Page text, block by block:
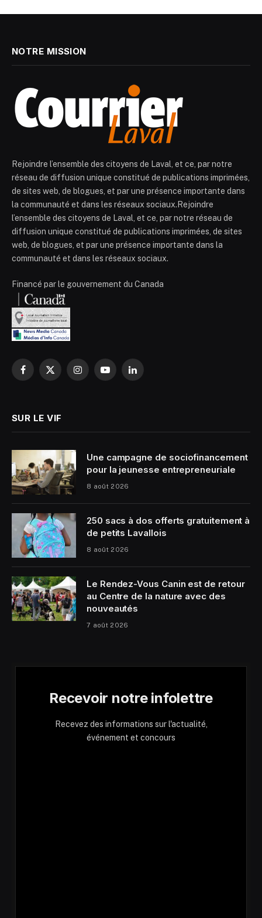
NOTRE MISSION
Rejoindre l’ensemble des citoyens de Laval, et ce, par notre
réseau de diffusion unique constitué de publications imprimées,
de sites web, de blogues, et par une présence importante dans
la communauté et dans les réseaux sociaux.Rejoindre
l’ensemble des citoyens de Laval, et ce, par notre réseau de
diffusion unique constitué de publications imprimées, de sites
web, de blogues, et par une présence importante dans la
communauté et dans les réseaux sociaux.
Financé par le gouvernement du Canada
Facebook
X
InstagramYouTubeLinkedIn
SUR LE VIF
Une campagne de sociofinancement
pour la jeunesse entrepreneuriale
8 août 2026
250 sacs à dos offerts gratuitement à
de petits Lavallois
8 août 2026
Le Rendez-Vous Canin est de retour
au Centre de la nature avec des
nouveautés
7 août 2026
Recevoir notre infolettre
Recevez des informations sur l'actualité,
événement et concours